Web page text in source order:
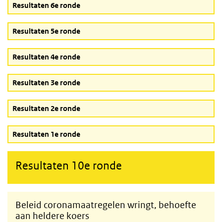
Resultaten 6e ronde
Resultaten 5e ronde
Resultaten 4e ronde
Resultaten 3e ronde
Resultaten 2e ronde
Resultaten 1e ronde
Resultaten 10e ronde
Beleid coronamaatregelen wringt, behoefte
aan heldere koers